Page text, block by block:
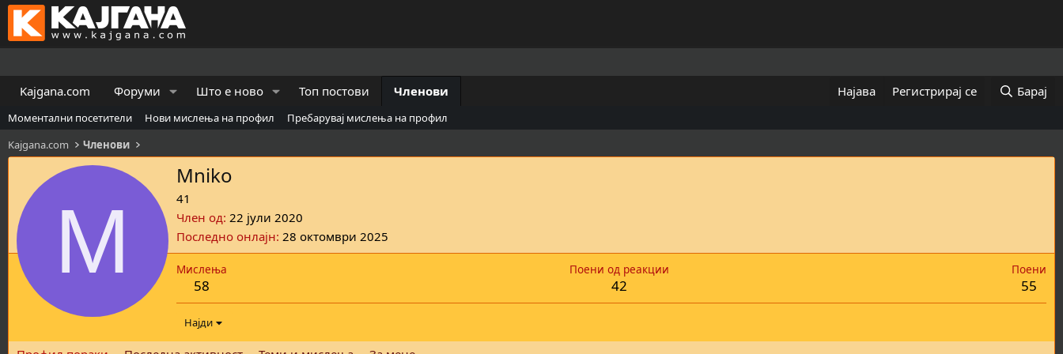
Kajgana.com Форуми Што е ново Топ постови Членови Најава Регистрирај се Барај
Моментални посетители Нови мислења на профил
Пребарувај мислења на профил
Kajgana.com
Членови
M
Mniko
41
Член од 22 јули 2020
Последно онлајн 28 октомври 2025
Мислења
58
Поени од реакции
42
Поени
55
Најди